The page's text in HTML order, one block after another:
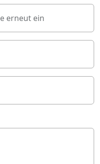
erneut ein